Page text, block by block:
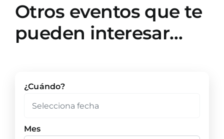
Otros eventos que te
pueden interesar…
¿Cuándo?
Mes